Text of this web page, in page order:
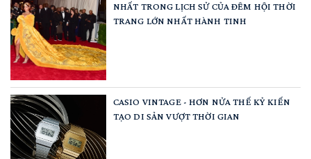
NHẤT TRONG LỊCH SỬ CỦA ĐÊM HỘI THỜI
TRANG LỚN NHẤT HÀNH TINH
CASIO VINTAGE - HƠN NỬA THẾ KỶ KIẾN
TẠO DI SẢN VƯỢT THỜI GIAN